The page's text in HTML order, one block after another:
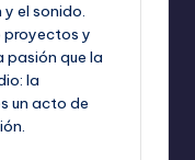
el sonido.
proyectos y
pasión que la
la
un acto de